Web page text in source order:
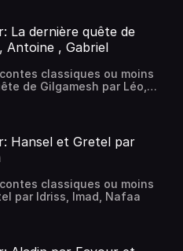
La dernière quête de
Antoine , Gabriel
classiques ou moins
Hansel et Gretel par
classiques ou moins
par Idriss, Imad, Nafaa